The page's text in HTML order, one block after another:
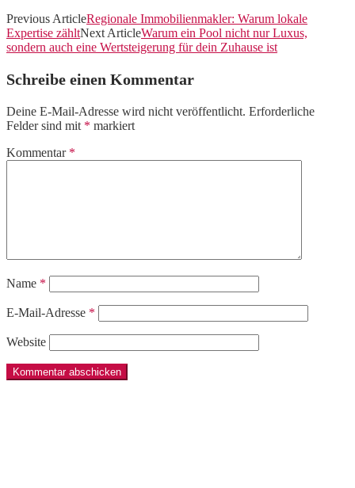
Previous ArticleRegionale Immobilienmakler: Warum lokale
Expertise zähltNext ArticleWarum ein Pool nicht nur Luxus,
sondern auch eine Wertsteigerung für dein Zuhause ist
Schreibe einen Kommentar
Deine E-Mail-Adresse wird nicht veröffentlicht. Erforderliche
Felder sind mit * markiert
Kommentar *
Name *
E-Mail-Adresse *
Website